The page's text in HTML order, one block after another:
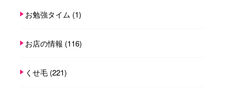
お勉強タイム (1)
お店の情報 (116)
くせ毛 (221)